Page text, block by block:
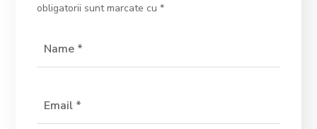
obligatorii sunt marcate cu*